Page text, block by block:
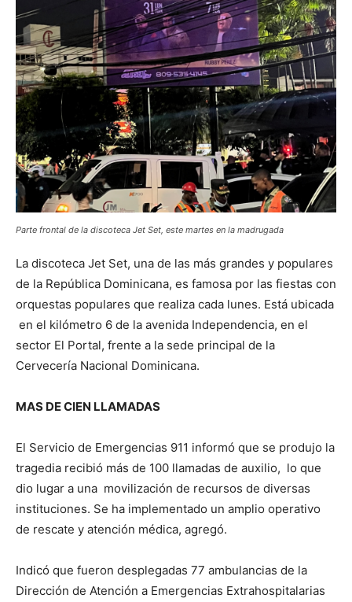
Parte frontal de la discoteca Jet Set, este martes en la madrugada
La discoteca Jet Set, una de las más grandes y populares
de la República Dominicana, es famosa por las fiestas con
orquestas populares que realiza cada lunes. Está ubicada
en el kilómetro 6 de la avenida Independencia, en el
sector El Portal, frente a la sede principal de la
Cervecería Nacional Dominicana.
MAS DE CIEN LLAMADAS
El Servicio de Emergencias 911 informó que se produjo la
tragedia recibió más de 100 llamadas de auxilio, lo que
dio lugar a una movilización de recursos de diversas
instituciones. Se ha implementado un amplio operativo
de rescate y atención médica, agregó.
Indicó que fueron desplegadas 77 ambulancias de la
Dirección de Atención a Emergencias Extrahospitalarias